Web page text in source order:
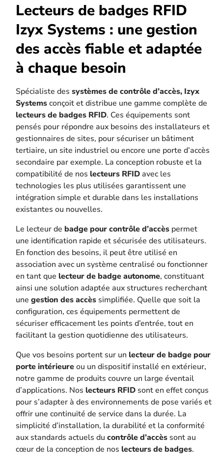
Lecteurs de badges RFID
Izyx Systems : une gestion
des accès fiable et adaptée
à chaque besoin
Spécialiste des systèmes de contrôle d’accès, Izyx
Systemsconçoit et distribue une gamme complète de
lecteurs de badges RFID. Ces équipements sont
pensés pour répondre aux besoins des installateurs et
gestionnaires de sites, pour sécuriser un bâtiment
tertiaire, un site industriel ou encore une porte d’accès
secondaire par exemple. La conception robuste et la
compatibilité de nos lecteurs RFIDavec les
technologies les plus utilisées garantissent une
intégration simple et durable dans les installations
existantes ou nouvelles.
Le lecteur de badge pour contrôle d’accès permet
une identification rapide et sécurisée des utilisateurs.
En fonction des besoins, il peut être utilisé en
association avec un système centralisé ou fonctionner
en tant que lecteur de badge autonome, constituant
ainsi une solution adaptée aux structures recherchant
une gestion des accès simplifiée. Quelle que soit la
configuration, ces équipements permettent de
sécuriser efficacement les points d’entrée, tout en
facilitant la gestion quotidienne des utilisateurs.
Que vos besoins portent sur un lecteur de badge pour
porte intérieureou un dispositif installé en extérieur,
notre gamme de produits couvre un large éventail
d’applications. Nos lecteurs RFID sont en effet conçus
pour s’adapter à des environnements de pose variés et
offrir une continuité de service dans la durée. La
simplicité d’installation, la durabilité et la conformité
aux standards actuels du contrôle d’accès sont au
cœur de la conception de nos lecteurs de badges.